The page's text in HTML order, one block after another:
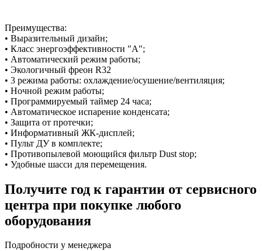
Преимущества:
• Выразительный дизайн;
• Класс энергоэффективности "А";
• Автоматический режим работы;
• Экологичный фреон R32
• 3 режима работы: охлаждение/осушение/вентиляция;
• Ночной режим работы;
• Программируемый таймер 24 часа;
• Автоматическое испарение конденсата;
• Защита от протечки;
• Информативный ЖК-дисплей;
• Пульт ДУ в комплекте;
• Противопылевой моющийся фильтр Dust stop;
• Удобные шасси для перемещения.
Получите год к гарантии от сервисного
центра при покупке любого
оборудования
Подробности у менеджера